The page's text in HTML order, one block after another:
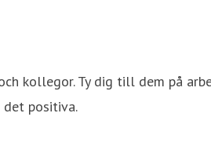
kollegor. Ty dig till dem på
positiva.